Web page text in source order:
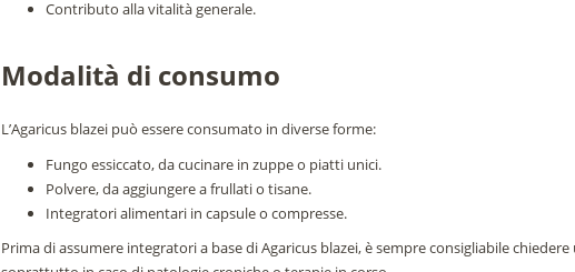
Contributo alla vitalità generale.
Modalità di consumo
L’Agaricus blazei può essere consumato in diverse forme:
Fungo essiccato, da cucinare in zuppe o piatti unici.
Polvere, da aggiungere a frullati o tisane.
Integratori alimentari in capsule o compresse.
Prima di assumere integratori a base di Agaricus blazei, è sempre consigliabile